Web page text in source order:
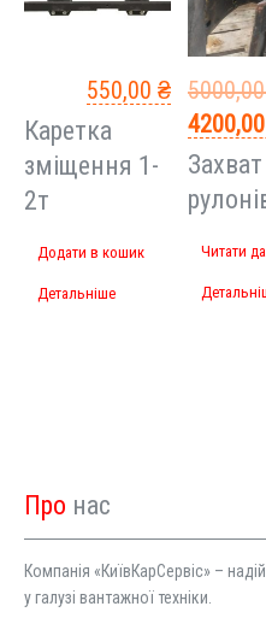
550,00₴
Каретка
зміщення 1-
2т
Додати в кошик
Детальніше
ціна:
5000,00
4200,00
Читати
Про нас
Компанія «КиївКарСервіс» –
у галузі вантажної техніки.